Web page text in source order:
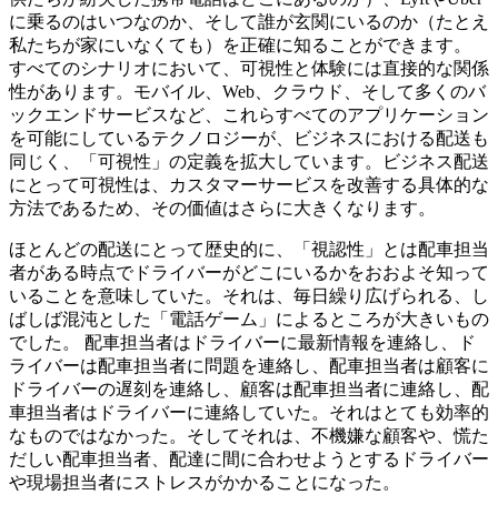
に乗るのはいつなのか、そして誰が玄関にいるのか（たとえ
私たちが家にいなくても）を正確に知ることができます。
すべてのシナリオにおいて、可視性と体験には直接的な関係
性があります。モバイル、Web、クラウド、そして多くのバ
ックエンドサービスなど、これらすべてのアプリケーション
を可能にしているテクノロジーが、ビジネスにおける配送も
同じく、「可視性」の定義を拡大しています。ビジネス配送
にとって可視性は、カスタマーサービスを改善する具体的な
方法であるため、その価値はさらに大きくなります。
ほとんどの配送にとって歴史的に、「視認性」とは配車担当
者がある時点でドライバーがどこにいるかをおおよそ知って
いることを意味していた。それは、毎日繰り広げられる、し
ばしば混沌とした「電話ゲーム」によるところが大きいもの
でした。 配車担当者はドライバーに最新情報を連絡し、ド
ライバーは配車担当者に問題を連絡し、配車担当者は顧客に
ドライバーの遅刻を連絡し、顧客は配車担当者に連絡し、配
車担当者はドライバーに連絡していた。それはとても効率的
なものではなかった。そしてそれは、不機嫌な顧客や、慌た
だしい配車担当者、配達に間に合わせようとするドライバー
や現場担当者にストレスがかかることになった。